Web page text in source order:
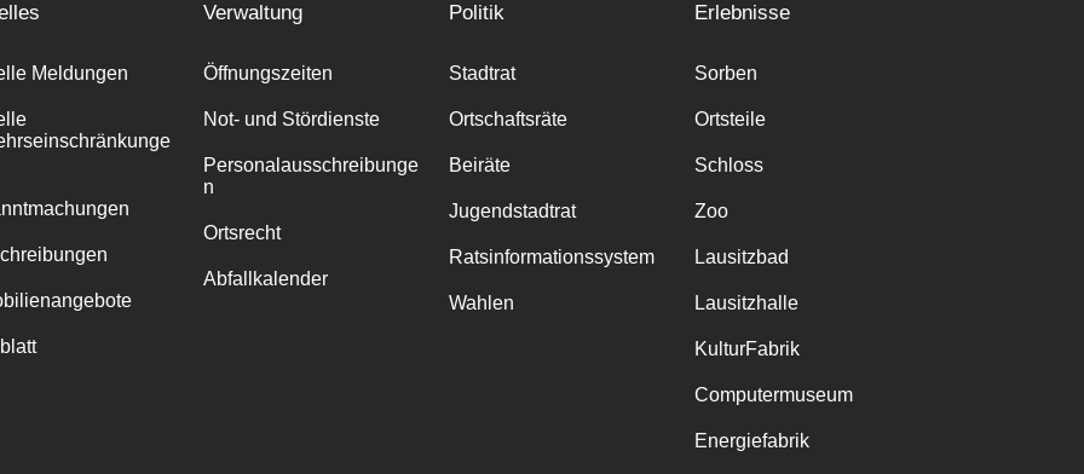
Meldungen
Verwaltung
Öffnungszeiten
Not- und Stördienste
Personalausschreibunge
n
Ortsrecht
Abfallkalender
Politik
Stadtrat
Ortschaftsräte
Beiräte
Jugendstadtrat
Ratsinformationssystem
Wahlen
Erlebnisse
Sorben
Ortsteile
Schloss
Zoo
Lausitzbad
Lausitzhalle
KulturFabrik
Computermuseum
Energiefabrik